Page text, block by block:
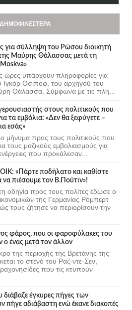
ΔΗΜΟΦΙΛΈΣΤΕΡΑ
για σύλληψη του Ρώσου διοικητή
Mαύρης Θάλασσας μετά τη
ώρες υπάρχουν πληροφορίες για
Ιγκόρ Οσίποφ, του αρχηγού του
Θάλασσα. Σύμφωνα με τις πλη...
στους πολιτικούς που
τα εμβόλια: «Δεν θα ξεφύγετε –
εσάς»
μήνυμα προς τους πολιτικούς που
τους μαζικούς εμβολιασμούς για
που προκάλεσαν...
«Πάρτε ποδήλατο και καθίστε
να πιέσουμε τον Β.Πούτιν»!
οδηγία προς τους πολίτες έδωσε ο
της Γερμανίας Ρόμπερτ
τους ζήτησε να περιορίσουν την
φάρος, που οι φαροφύλακες του
ο ένας μετά τον άλλον
της περιοχής της Βρετάνης της
το στενό του Ραζ-ντε-Σεν,
που τις κτυπούν
διάβαζε έγκυρες πήγες των
πήγε αδιάβαστη ενώ έκανε διακοπές